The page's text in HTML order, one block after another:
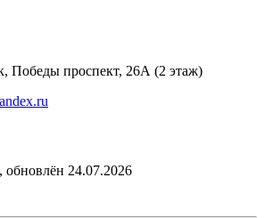
Победы проспект, 26А (2 этаж)
обновлён 24.07.2026